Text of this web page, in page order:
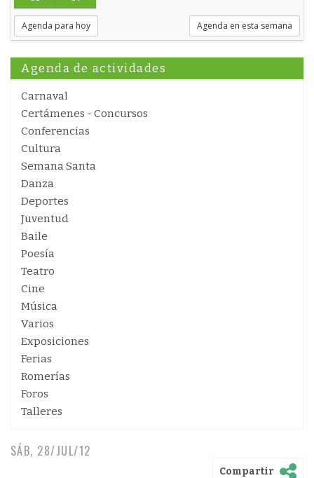
Agenda para hoy Agenda en esta semana
Agenda de actividades
Carnaval
Certámenes - Concursos
Conferencias
Cultura
Semana Santa
Danza
Deportes
Juventud
Baile
Poesía
Teatro
Cine
Música
Varios
Exposiciones
Ferias
Romerías
Foros
Talleres
SÁB, 28/JUL/12
Compartir